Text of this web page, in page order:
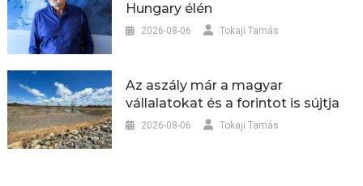
Hungary élén
2026-08-06 Tokaji Tamás
Az aszály már a magyar
vállalatokat és a forintot is sújtja
2026-08-06 Tokaji Tamás